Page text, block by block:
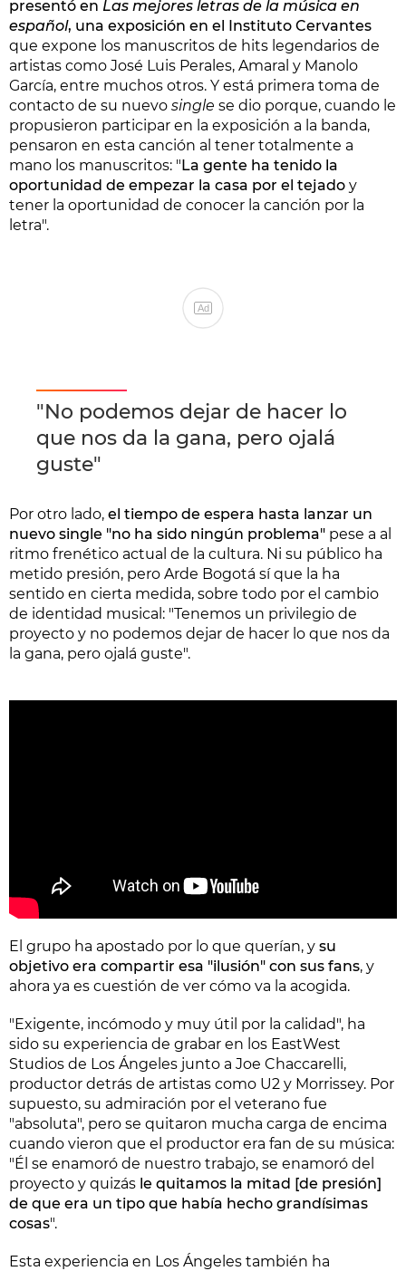
presentó en Las mejores letras de la música en
español, una exposición en el Instituto Cervantes
que expone los manuscritos de hits legendarios de
artistas como José Luis Perales, Amaral y Manolo
García, entre muchos otros. Y está primera toma de
contacto de su nuevo single se dio porque, cuando le
propusieron participar en la exposición a la banda,
pensaron en esta canción al tener totalmente a
mano los manuscritos: "La gente ha tenido la
oportunidad de empezar la casa por el tejado y
tener la oportunidad de conocer la canción por la
letra".
Ad
"No podemos dejar de hacer lo
que nos da la gana, pero ojalá
guste"
Por otro lado, el tiempo de espera hasta lanzar un
nuevo single "no ha sido ningún problema" pese a al
ritmo frenético actual de la cultura. Ni su público ha
metido presión, pero Arde Bogotá sí que la ha
sentido en cierta medida, sobre todo por el cambio
de identidad musical: "Tenemos un privilegio de
proyecto y no podemos dejar de hacer lo que nos da
la gana, pero ojalá guste".
El grupo ha apostado por lo que querían, y su
objetivo era compartir esa "ilusión" con sus fans, y
ahora ya es cuestión de ver cómo va la acogida.
"Exigente, incómodo y muy útil por la calidad", ha
sido su experiencia de grabar en los EastWest
Studios de Los Ángeles junto a Joe Chaccarelli,
productor detrás de artistas como U2 y Morrissey. Por
supuesto, su admiración por el veterano fue
"absoluta", pero se quitaron mucha carga de encima
cuando vieron que el productor era fan de su música:
"Él se enamoró de nuestro trabajo, se enamoró del
proyecto y quizás le quitamos la mitad [de presión]
de que era un tipo que había hecho grandísimas
cosas".
Esta experiencia en Los Ángeles también ha